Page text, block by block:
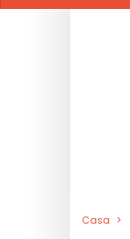
Casa